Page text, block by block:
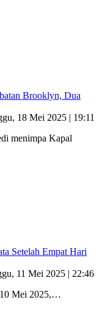
Brooklyn, Dua
18 Mei 2025 | 19:11
menimpa Kapal
Setelah Empat Hari
11 Mei 2025 | 22:46
10 Mei 2025,…